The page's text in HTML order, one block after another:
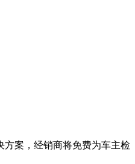
案，经销商将免费为车主检